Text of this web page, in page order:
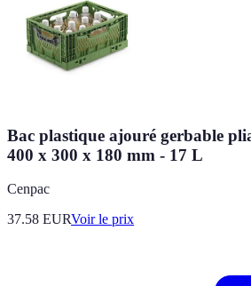
Bac plastique ajouré gerbable
400 x 300 x 180 mm - 17 L
Cenpac
37.58 EURVoir le prix